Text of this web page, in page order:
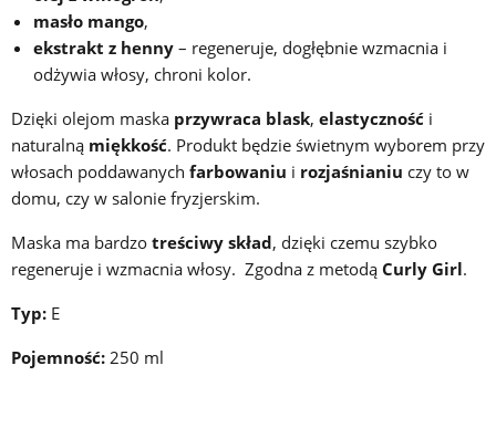
masło mango,
ekstrakt z henny – regeneruje, dogłębnie wzmacnia i
odżywia włosy, chroni kolor.
Dzięki olejom maska przywraca blask, elastyczność i
naturalną miękkość. Produkt będzie świetnym wyborem przy
włosach poddawanych farbowaniu i rozjaśnianiu czy to w
domu, czy w salonie fryzjerskim.
Maska ma bardzo treściwy skład, dzięki czemu szybko
regeneruje i wzmacnia włosy. Zgodna z metodą Curly Girl.
Typ: E
Pojemność: 250 ml